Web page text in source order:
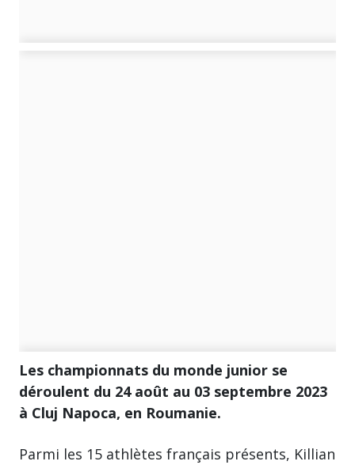
Les championnats du monde junior se
déroulent du 24 août au 03 septembre 2023
à Cluj Napoca, en Roumanie.
Parmi les 15 athlètes français présents, Killian